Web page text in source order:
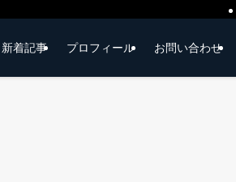
新着記事 プロフィール お問い合わせ